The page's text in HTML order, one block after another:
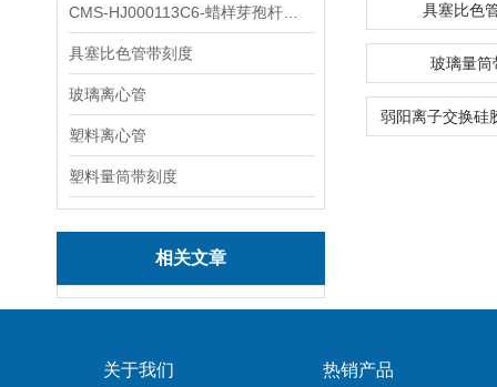
具塞比色管带刻度
玻璃离心管
塑料离心管
塑料量筒带刻度
相关文章
具塞比色
玻璃量筒
关于我们 热销产品